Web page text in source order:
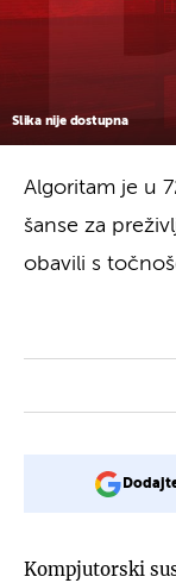
Slika nije dostupna
Algoritam je u
šanse za
obavili s
Kompjutorski